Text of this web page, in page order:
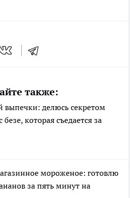
также:
выпечки: делюсь секретом
которая съедается за
мороженое: готовлю
за пять минут на